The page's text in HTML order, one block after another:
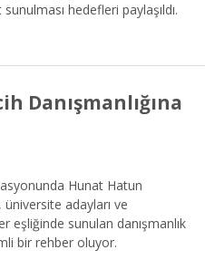
hedefleri paylaşıldı.
Danışmanlığına
Hunat Hatun
üniversite adayları ve
eşliğinde sunulan danışmanlık
bir rehber oluyor.